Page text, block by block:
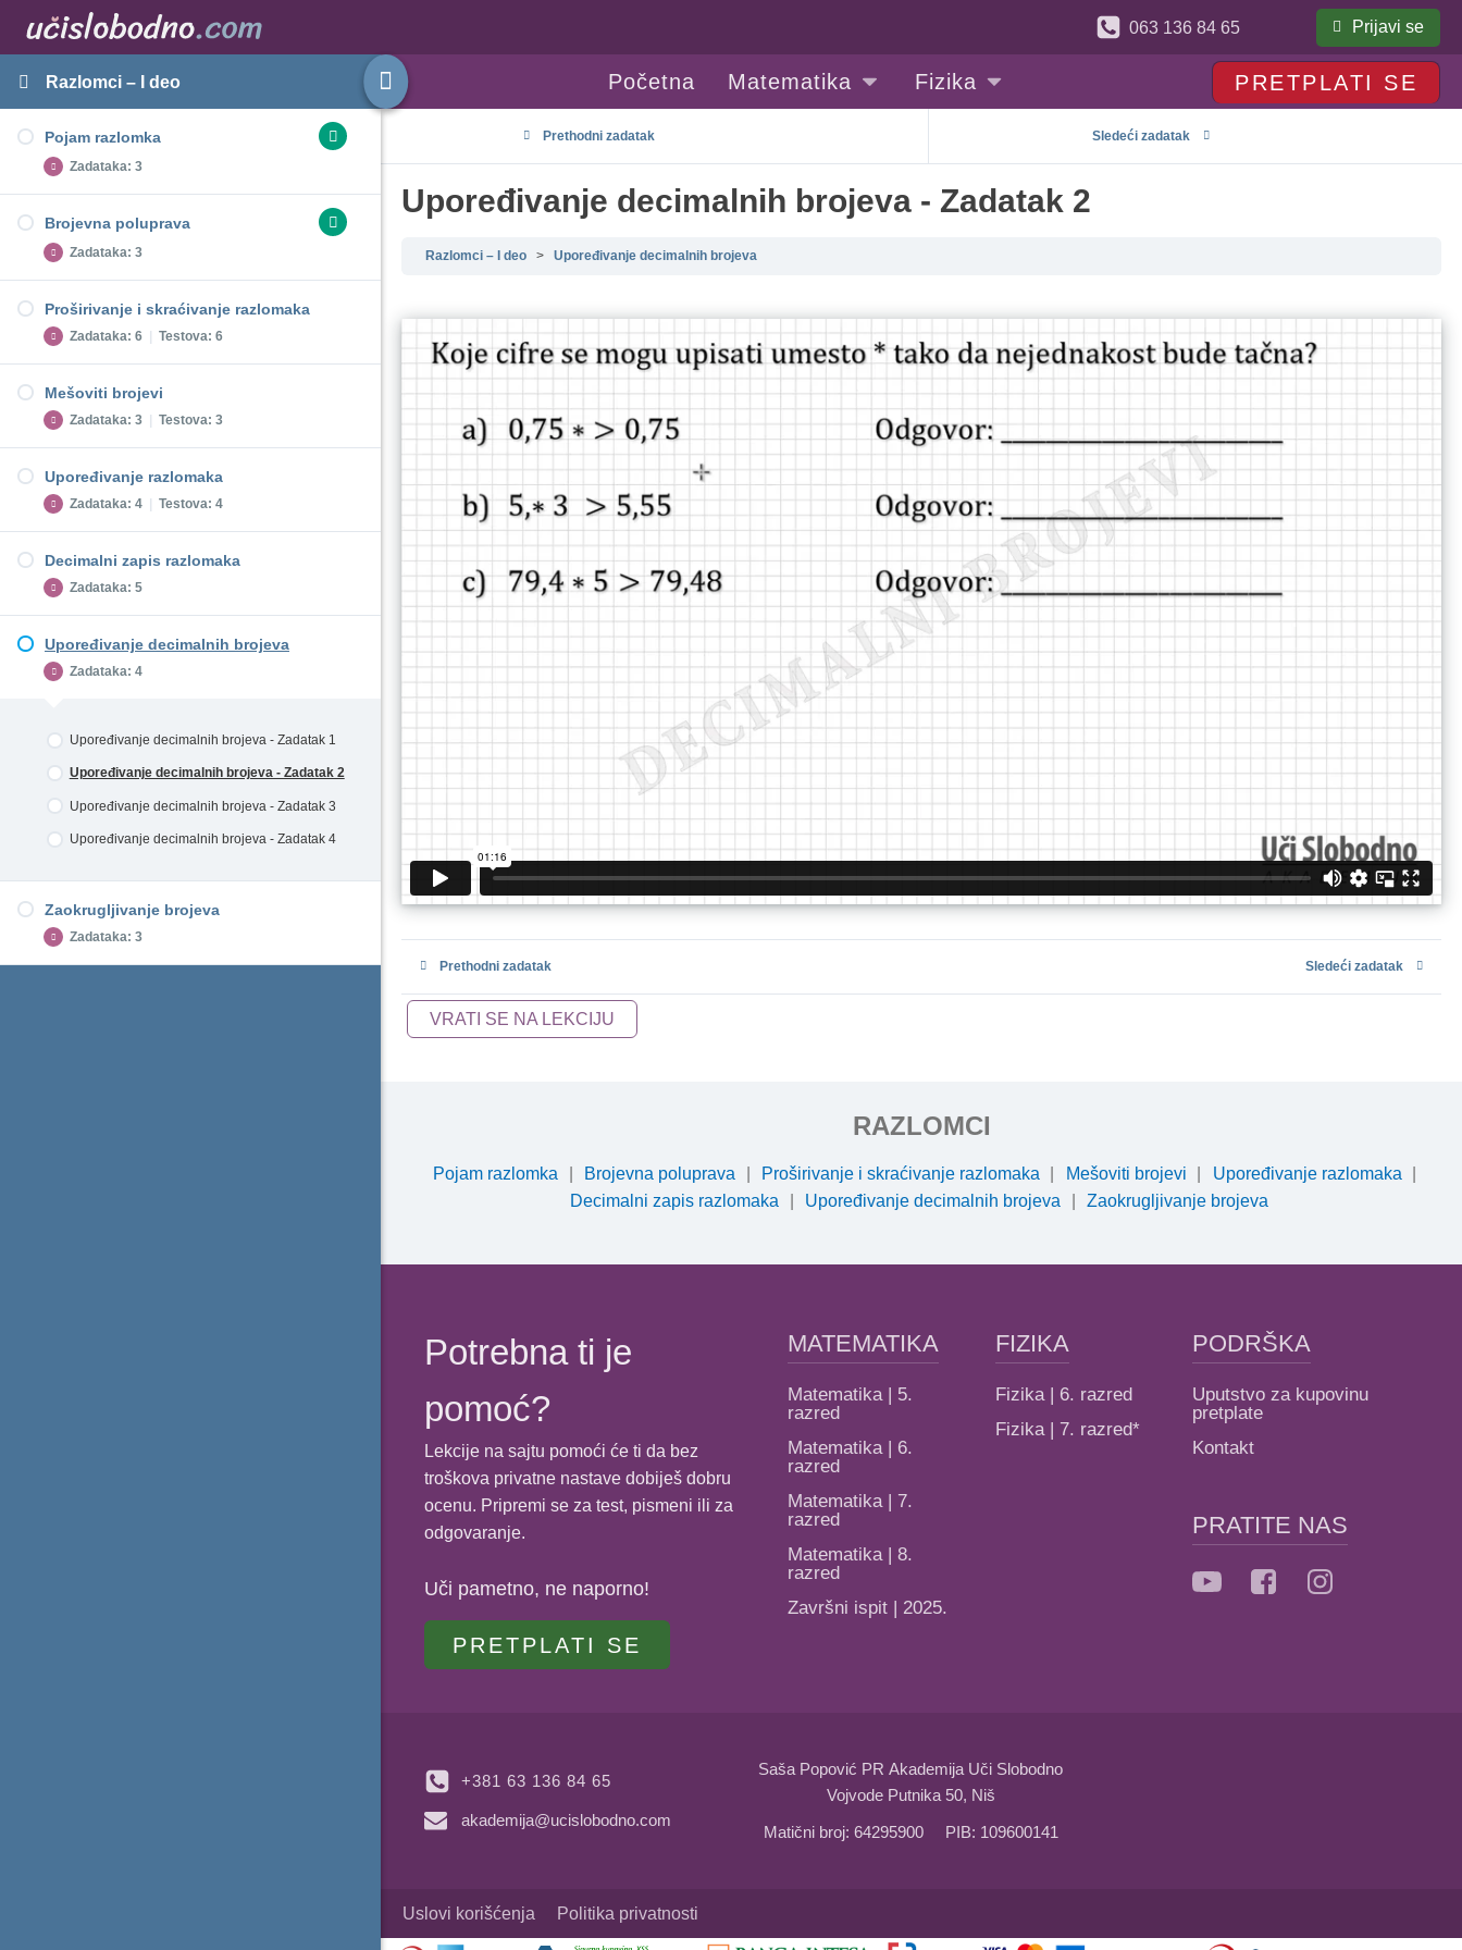
Razlomci – I deo
Pojam razlomka
Zadataka: 3
Pojam razlomka - Zadatak 1
Pojam razlomka - Zadatak 3
Brojevna poluprava
Zadataka: 3
Brojevna poluprava - Zadatak 1
Brojevna poluprava - Zadatak 3
Proširivanje i skraćivanje razlomaka
Zadataka: 6 | Testova: 6
Proširivanje i skraćivanje razlomaka - Zadatak
1
2
Proširivanje i skraćivanje razlomaka - Zadatak
3
Proširivanje i skraćivanje razlomaka - Zadatak
4
Proširivanje i skraćivanje razlomaka - Zadatak
Proširivanje i skraćivanje razlomaka - Zadatak
Mešoviti brojevi
Zadataka: 3 | Testova: 3
Mešoviti brojevi - Zadatak 1
Mešoviti brojevi - Zadatak 3
Upoređivanje razlomaka
Zadataka: 4 | Testova: 4
Upoređivanje razlomaka - Zadatak 1
Upoređivanje razlomaka - Zadatak 3
Upoređivanje razlomaka - Zadatak 4
Decimalni zapis razlomaka
Zadataka: 5
Decimalni zapis razlomaka - Zadatak 1
Upoređivanje decimalnih brojeva
Zadataka: 4
Upoređivanje decimalnih brojeva - Zadatak 1
Upoređivanje decimalnih brojeva - Zadatak 2
Upoređivanje decimalnih brojeva - Zadatak 3
Upoređivanje decimalnih brojeva - Zadatak 4
Zaokrugljivanje brojeva
Zadataka: 3
063 136 84 65 Prijavi se
Početna Matematika Fizika PRETPLATI SE
Prethodni zadatak Sledeći zadatak
Upoređivanje decimalnih brojeva - Zadatak 2
Razlomci – I deo Upoređivanje decimalnih brojeva
Prethodni zadatak Sledeći zadatak
VRATI SE NA LEKCIJU
RAZLOMCI
Pojam razlomka Brojevna poluprava Proširivanje i skraćivanje razlomaka Mešoviti brojevi
Upoređivanje razlomaka
Decimalni zapis razlomaka
Upoređivanje decimalnih brojeva Zaokrugljivanje brojeva
Potrebna ti je
pomoć?
Lekcije na sajtu pomoći će ti da bez
troškova privatne nastave dobiješ dobru
ocenu. Pripremi se za test, pismeni ili za
odgovaranje.
Uči pametno, ne naporno!
PRETPLATI SE
MATEMATIKA
Matematika | 5.
razred
Matematika | 6.
razred
Matematika | 7.
razred
Matematika | 8.
razred
Završni ispit | 2025.
FIZIKA
Fizika | 6. razred
Fizika | 7. razred*
PODRŠKA
Uputstvo za kupovinu
pretplate
Kontakt
PRATITE NAS
+381 63 136 84 65
akademija@ucislobodno.com
Saša Popović PR Akademija Uči Slobodno
Vojvode Putnika 50, Niš
Matični broj: 64295900 PIB: 109600141
Uslovi korišćenja Politika privatnosti